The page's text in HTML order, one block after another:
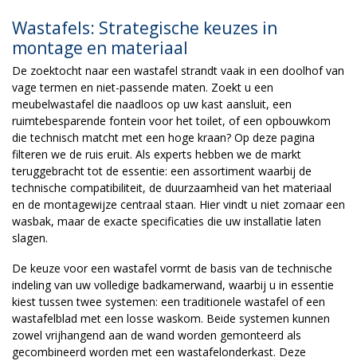
Wastafels: Strategische keuzes in
montage en materiaal
De zoektocht naar een wastafel strandt vaak in een doolhof van
vage termen en niet-passende maten. Zoekt u een
meubelwastafel die naadloos op uw kast aansluit, een
ruimtebesparende fontein voor het toilet, of een opbouwkom
die technisch matcht met een hoge kraan? Op deze pagina
filteren we de ruis eruit. Als experts hebben we de markt
teruggebracht tot de essentie: een assortiment waarbij de
technische compatibiliteit, de duurzaamheid van het materiaal
en de montagewijze centraal staan. Hier vindt u niet zomaar een
wasbak, maar de exacte specificaties die uw installatie laten
slagen.
De keuze voor een wastafel vormt de basis van de technische
indeling van uw volledige badkamerwand, waarbij u in essentie
kiest tussen twee systemen: een traditionele wastafel of een
wastafelblad met een losse waskom. Beide systemen kunnen
zowel vrijhangend aan de wand worden gemonteerd als
gecombineerd worden met een wastafelonderkast. Deze